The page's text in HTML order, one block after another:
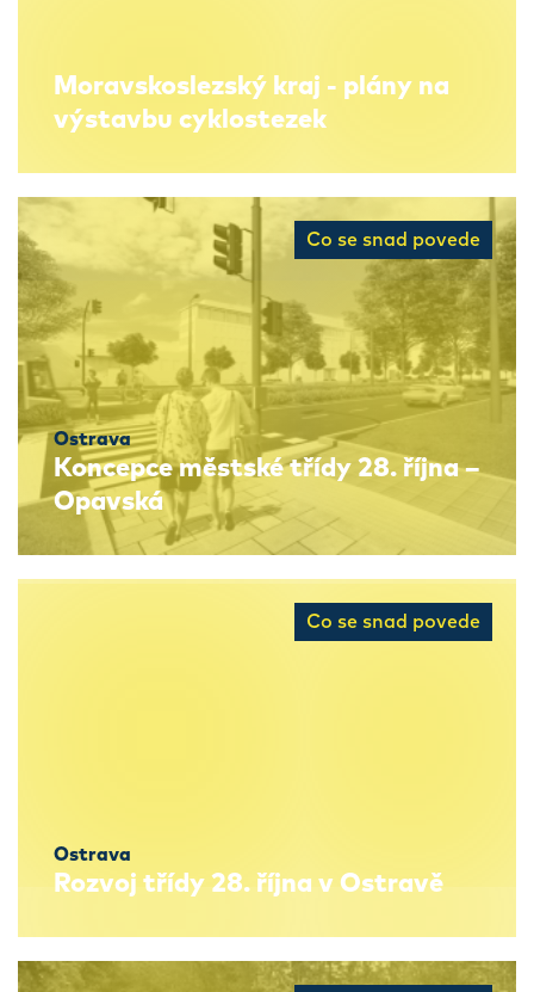
Moravskoslezský kraj - plány na
výstavbu cyklostezek
Co se snad povede
Ostrava
Koncepce městské třídy 28. října –
Opavská
Co se snad povede
Ostrava
Rozvoj třídy 28. října v Ostravě